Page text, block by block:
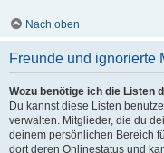
Nach oben
Freunde und ignorierte
Wozu benötige ich die Listen
Du kannst diese Listen
verwalten. Mitglieder, die du
deinem persönlichen Bereich
dort deren Onlinestatus und